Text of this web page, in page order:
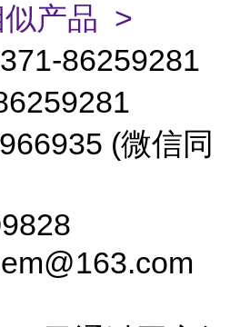
似产品 >
86259281
(微信同